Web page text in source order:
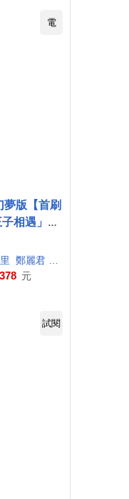
電
）
夢版【首刷
相遇」明
鄭麗君
378 元
試閱